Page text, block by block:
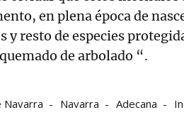
en plena época de
y resto de especies
de arbolado “.
Navarra Navarra Adecana